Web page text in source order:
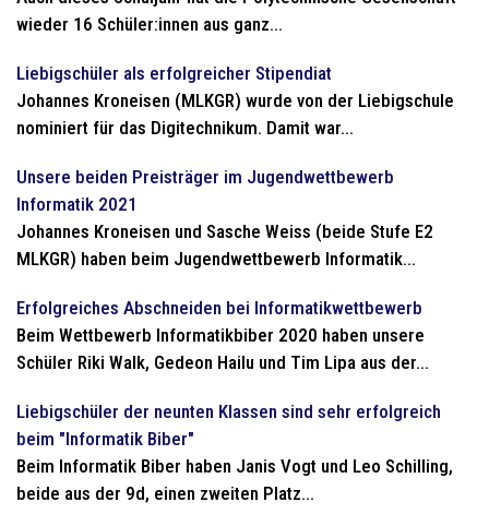
wieder 16 Schüler:innen aus ganz...
Liebigschüler als erfolgreicher Stipendiat
Johannes Kroneisen (MLKGR) wurde von der Liebigschule
nominiert für das Digitechnikum. Damit war...
Unsere beiden Preisträger im Jugendwettbewerb
Informatik 2021
Johannes Kroneisen und Sasche Weiss (beide Stufe E2
MLKGR) haben beim Jugendwettbewerb Informatik...
Erfolgreiches Abschneiden bei Informatikwettbewerb
Beim Wettbewerb Informatikbiber 2020 haben unsere
Schüler Riki Walk, Gedeon Hailu und Tim Lipa aus der...
Liebigschüler der neunten Klassen sind sehr erfolgreich
beim "Informatik Biber"
Beim Informatik Biber haben Janis Vogt und Leo Schilling,
beide aus der 9d, einen zweiten Platz...